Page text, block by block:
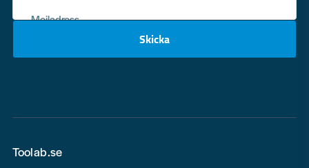
Mejladress
Skicka
Toolab.se